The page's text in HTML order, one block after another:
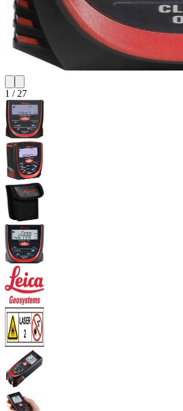
1 / 27